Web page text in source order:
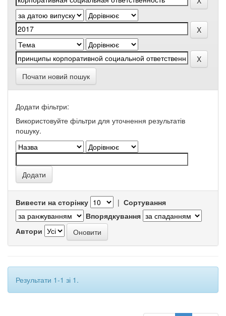
Почати новий пошук
Додати фільтри:
Використовуйте фільтри для уточнення результатів
пошуку.
Вивести на сторінку | Сортування
Впорядкування
Автори
Результати 1-1 зі 1.